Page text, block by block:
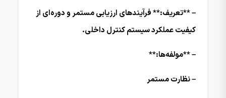
– **تعریف:** فرآیندهای ارزیابی مستمر و دوره‌ای از
کیفیت عملکرد سیستم کنترل داخلی.
– **مولفه‌ها:**
– نظارت مستمر